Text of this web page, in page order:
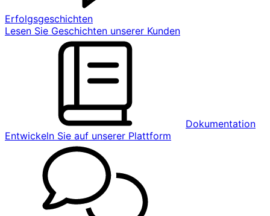
Erfolgsgeschichten
Lesen Sie Geschichten unserer Kunden
Dokumentation
Entwickeln Sie auf unserer Plattform